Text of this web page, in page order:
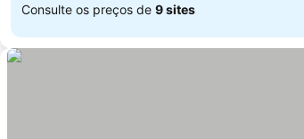
Consulte os preços de 9 sites